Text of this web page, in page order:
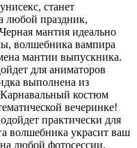
станет
любой праздник,
мантия идеально
волшебника вампира
мантии выпускника.
для аниматоров
выполнена из
Карнавальный костюм
вечеринке!
практически для
волшебника украсит ваш
любой фотосессии.